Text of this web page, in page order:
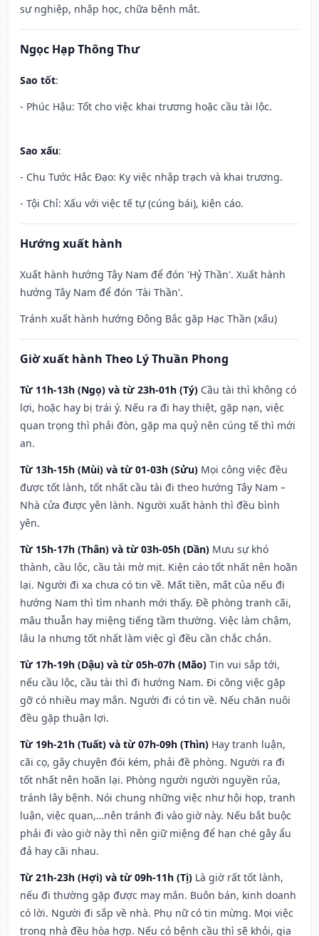
sự nghiệp, nhập học, chữa bệnh mắt.
Ngọc Hạp Thông Thư
Sao tốt:
- Phúc Hậu: Tốt cho việc khai trương hoặc cầu tài lộc.
Sao xấu:
- Chu Tước Hắc Đạo: Kỵ việc nhập trạch và khai trương.
- Tội Chỉ: Xấu với việc tế tự (cúng bái), kiện cáo.
Hướng xuất hành
Xuất hành hướng Tây Nam để đón 'Hỷ Thần'. Xuất hành
hướng Tây Nam để đón 'Tài Thần'.
Tránh xuất hành hướng Đông Bắc gặp Hạc Thần (xấu)
Giờ xuất hành Theo Lý Thuần Phong
Từ 11h-13h (Ngọ) và từ 23h-01h (Tý) Cầu tài thì không có
lợi, hoặc hay bị trái ý. Nếu ra đi hay thiệt, gặp nạn, việc
quan trọng thì phải đòn, gặp ma quỷ nên cúng tế thì mới
an.
Từ 13h-15h (Mùi) và từ 01-03h (Sửu) Mọi công việc đều
được tốt lành, tốt nhất cầu tài đi theo hướng Tây Nam –
Nhà cửa được yên lành. Người xuất hành thì đều bình
yên.
Từ 15h-17h (Thân) và từ 03h-05h (Dần) Mưu sự khó
thành, cầu lộc, cầu tài mờ mịt. Kiện cáo tốt nhất nên hoãn
lại. Người đi xa chưa có tin về. Mất tiền, mất của nếu đi
hướng Nam thì tìm nhanh mới thấy. Đề phòng tranh cãi,
mâu thuẫn hay miệng tiếng tầm thường. Việc làm chậm,
lâu la nhưng tốt nhất làm việc gì đều cần chắc chắn.
Từ 17h-19h (Dậu) và từ 05h-07h (Mão) Tin vui sắp tới,
nếu cầu lộc, cầu tài thì đi hướng Nam. Đi công việc gặp
gỡ có nhiều may mắn. Người đi có tin về. Nếu chăn nuôi
đều gặp thuận lợi.
Từ 19h-21h (Tuất) và từ 07h-09h (Thìn) Hay tranh luận,
cãi cọ, gây chuyện đói kém, phải đề phòng. Người ra đi
tốt nhất nên hoãn lại. Phòng người người nguyền rủa,
tránh lây bệnh. Nói chung những việc như hội họp, tranh
luận, việc quan,…nên tránh đi vào giờ này. Nếu bắt buộc
phải đi vào giờ này thì nên giữ miệng để hạn ché gây ẩu
đả hay cãi nhau.
Từ 21h-23h (Hợi) và từ 09h-11h (Tị) Là giờ rất tốt lành,
nếu đi thường gặp được may mắn. Buôn bán, kinh doanh
có lời. Người đi sắp về nhà. Phụ nữ có tin mừng. Mọi việc
trong nhà đều hòa hợp. Nếu có bệnh cầu thì sẽ khỏi, gia